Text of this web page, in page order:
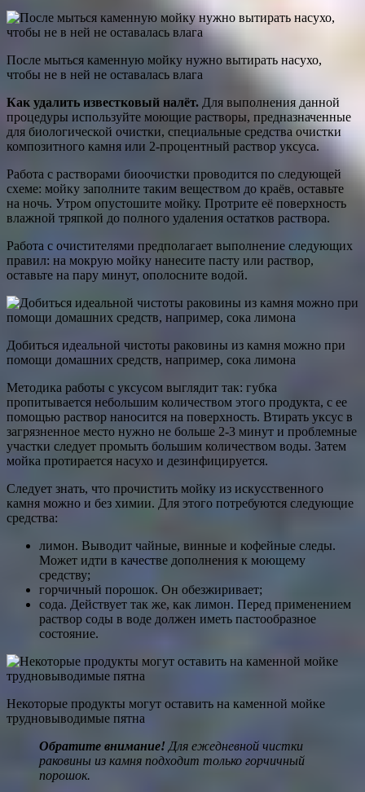
После мыться каменную мойку нужно вытирать насухо,
чтобы не в ней не оставалась влага
Как удалить известковый налёт. Для выполнения данной
процедуры используйте моющие растворы, предназначенные
для биологической очистки, специальные средства очистки
композитного камня или 2-процентный раствор уксуса.
Работа с растворами биоочистки проводится по следующей
схеме: мойку заполните таким веществом до краёв, оставьте
на ночь. Утром опустошите мойку. Протрите её поверхность
влажной тряпкой до полного удаления остатков раствора.
Работа с очистителями предполагает выполнение следующих
правил: на мокрую мойку нанесите пасту или раствор,
оставьте на пару минут, ополосните водой.
Добиться идеальной чистоты раковины из камня можно при
помощи домашних средств, например, сока лимона
Методика работы с уксусом выглядит так: губка
пропитывается небольшим количеством этого продукта, с ее
помощью раствор наносится на поверхность. Втирать уксус в
загрязненное место нужно не больше 2-3 минут и проблемные
участки следует промыть большим количеством воды. Затем
мойка протирается насухо и дезинфицируется.
Следует знать, что прочистить мойку из искусственного
камня можно и без химии. Для этого потребуются следующие
средства:
лимон. Выводит чайные, винные и кофейные следы.
Может идти в качестве дополнения к моющему
средству;
горчичный порошок. Он обезжиривает;
сода. Действует так же, как лимон. Перед применением
раствор соды в воде должен иметь пастообразное
состояние.
Некоторые продукты могут оставить на каменной мойке
трудновыводимые пятна
Обратите внимание! Для ежедневной чистки
раковины из камня подходит только горчичный
порошок.